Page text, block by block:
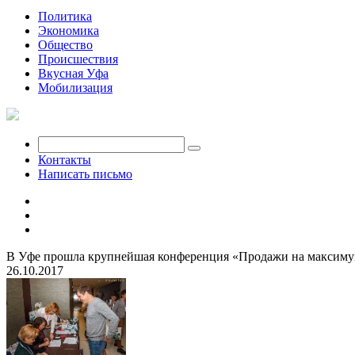
Политика
Экономика
Общество
Происшествия
Вкусная Уфа
Мобилизация
Контакты
Написать письмо
В Уфе прошла крупнейшая конференция «Продажи на
26.10.2017